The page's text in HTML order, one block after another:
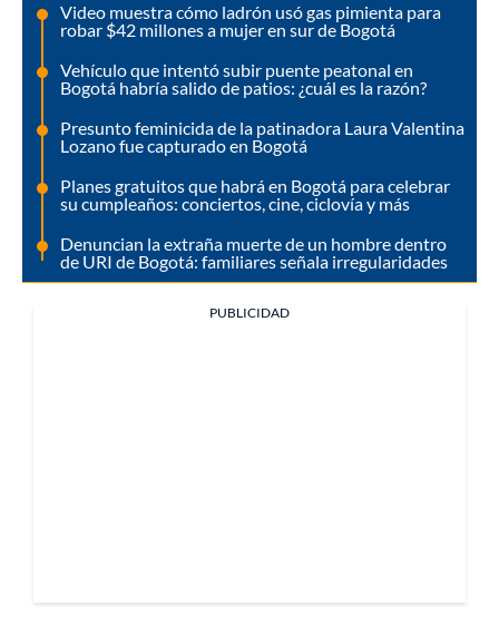
Video muestra cómo ladrón usó gas pimienta para
robar $42 millones a mujer en sur de Bogotá
Vehículo que intentó subir puente peatonal en
Bogotá habría salido de patios: ¿cuál es la razón?
Presunto feminicida de la patinadora Laura Valentina
Lozano fue capturado en Bogotá
Planes gratuitos que habrá en Bogotá para celebrar
su cumpleaños: conciertos, cine, ciclovía y más
Denuncian la extraña muerte de un hombre dentro
de URI de Bogotá: familiares señala irregularidades
PUBLICIDAD